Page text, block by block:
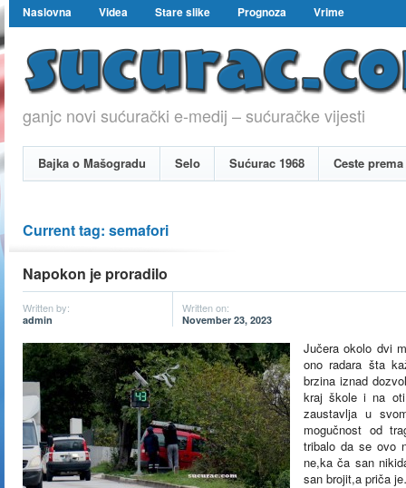
Naslovna Videa Stare slike Prognoza Vrime
ganjc novi sućurački e-medij – sućuračke vijesti
Bajka o Mašogradu Selo Sućurac 1968 Ceste
Current tag: semafori
Napokon je proradilo
Written by:
admin
Written on:
November 23, 2023
Jučera okolo dvi
ono radara šta
brzina iznad
kraj škole i na oti
zaustavlja u
mogučnost od
tribalo da se ovo
ne,ka ča san
san brojit,a priča